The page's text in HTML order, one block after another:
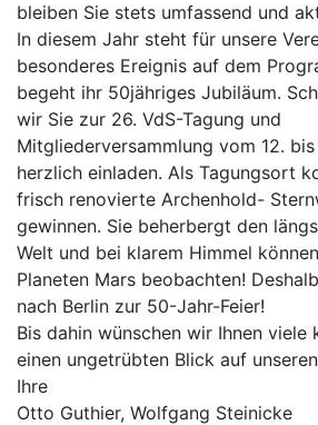
bleiben Sie stets umfassend und
In diesem Jahr steht für unsere
besonderes Ereignis auf dem
begeht ihr 50jähriges Jubiläum.
wir Sie zur 26. VdS-Tagung und
Mitgliederversammlung vom 12.
herzlich einladen. Als Tagungsort
frisch renovierte Archenhold-
gewinnen. Sie beherbergt den
Welt und bei klarem Himmel
Planeten Mars beobachten!
nach Berlin zur 50-Jahr-Feier!
Bis dahin wünschen wir Ihnen viele
einen ungetrübten Blick auf
Ihre
Otto Guthier, Wolfgang Steinicke